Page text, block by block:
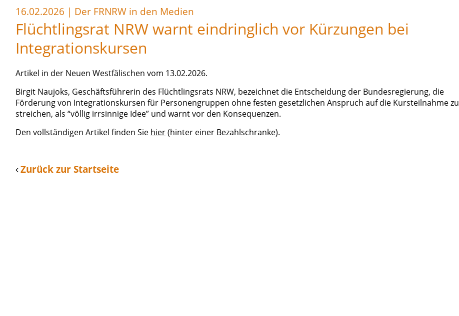
16.02.2026 | Der FRNRW in den Medien
Flüchtlingsrat NRW warnt eindringlich vor Kürzungen bei
Integrationskursen
Artikel in der Neuen Westfälischen vom 13.02.2026.
Birgit Naujoks, Geschäftsführerin des Flüchtlingsrats NRW, bezeichnet die Entscheidung der Bundesregierung, die
Förderung von Integrationskursen für Personengruppen ohne festen gesetzlichen Anspruch auf die Kursteilnahme zu
streichen, als “völlig irrsinnige Idee” und warnt vor den Konsequenzen.
Den vollständigen Artikel finden Sie hier(hinter einer Bezahlschranke).
Zurück zur Startseite